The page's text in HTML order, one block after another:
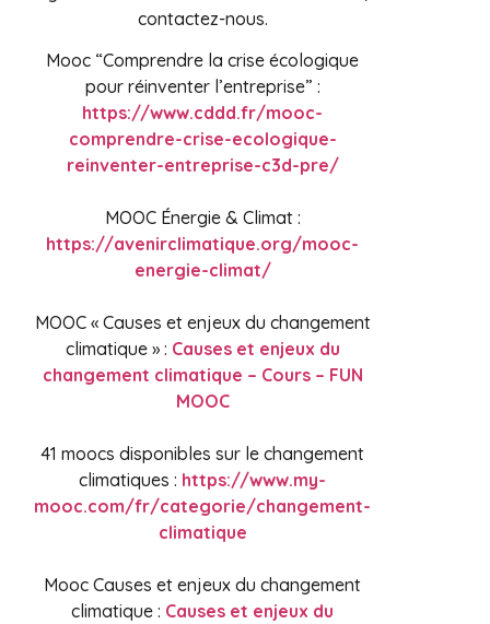
contactez-nous.
Mooc “Comprendre la crise écologique
pour réinventer l’entreprise” :
https://www.cddd.fr/mooc-
comprendre-crise-ecologique-
reinventer-entreprise-c3d-pre/
MOOC Énergie & Climat :
https://avenirclimatique.org/mooc-
energie-climat/
MOOC « Causes et enjeux du changement
climatique » : Causes et enjeux du
changement climatique – Cours – FUN
MOOC
41 moocs disponibles sur le changement
climatiques : https://www.my-
mooc.com/fr/categorie/changement-
climatique
Mooc Causes et enjeux du changement
climatique : Causes et enjeux du